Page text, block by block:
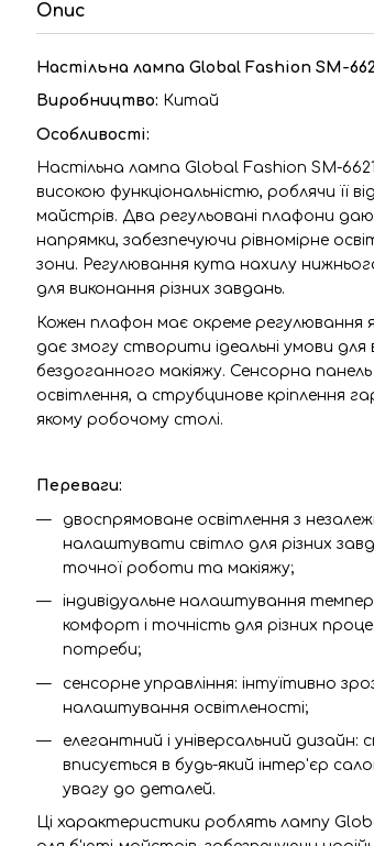
Опис
Настільна лампа Global Fashion SM-
Виробництво: Китай
Особливості:
Настільна лампа Global Fashion SM-
високою функціональністю, роблячи її
майстрів. Два регульовані плафони
напрямки, забезпечуючи рівномірне
зони. Регулювання кута нахилу
для виконання різних завдань.
Кожен плафон має окреме
дає змогу створити ідеальні умови
бездоганного макіяжу. Сенсорна
освітлення, а струбцинове кріплення
якому робочому столі.
Переваги:
двоспрямоване освітлення з
налаштувати світло для різних
точної роботи та макіяжу;
індивідуальне налаштування
комфорт і точність для різних
потреби;
сенсорне управління: інтуїтивно
налаштування освітленості;
елегантний і універсальний дизайн:
вписується в будь-який інтер'єр
увагу до деталей.
Ці характеристики роблять лампу